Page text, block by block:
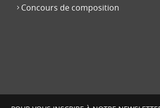
Concours de composition